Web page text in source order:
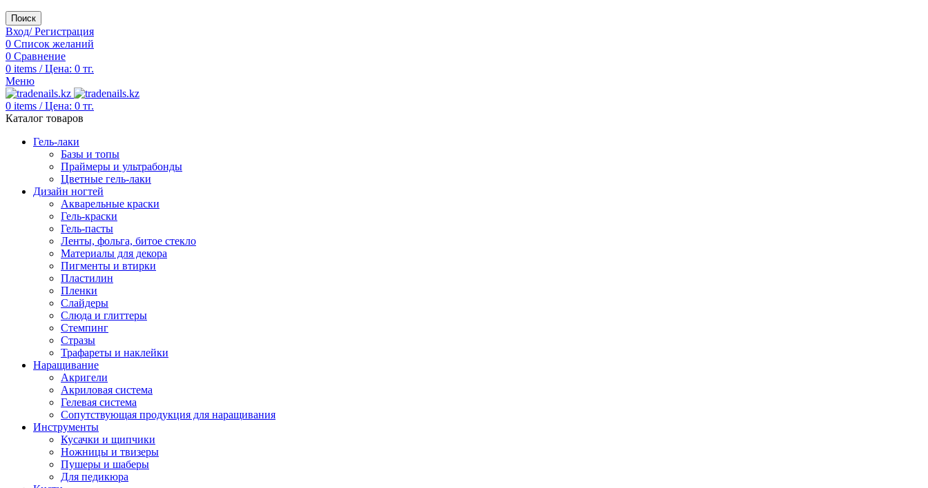
Поиск
Вход/ Регистрация
0 Список желаний
0 Сравнение
0 items / Цена: 0 тг.
Меню
0 items / Цена: 0 тг.
Каталог товаров
Гель-лаки
Базы и топы
Праймеры и ультрабонды
Цветные гель-лаки
Дизайн ногтей
Акварельные краски
Гель-краски
Гель-пасты
Ленты, фольга, битое стекло
Материалы для декора
Пигменты и втирки
Пластилин
Пленки
Слайдеры
Слюда и глиттеры
Стемпинг
Стразы
Трафареты и наклейки
Наращивание
Акригели
Акриловая система
Гелевая система
Сопутствующая продукция для наращивания
Инструменты
Кусачки и щипчики
Ножницы и твизеры
Пушеры и шаберы
Для педикюра